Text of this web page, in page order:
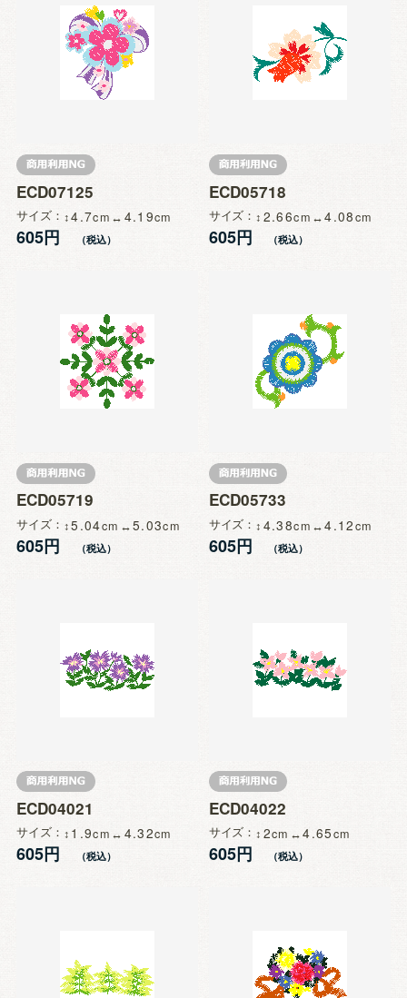
ECD07125
サイズ 4.7 4.19
605円
ECD05718
サイズ 2.66 4.08
605円
ECD05719
サイズ 5.04 5.03
605円
ECD05733
サイズ 4.38 4.12
605円
ECD04021
サイズ 1.9 4.32
605円
ECD04022
サイズ 2 4.65
605円